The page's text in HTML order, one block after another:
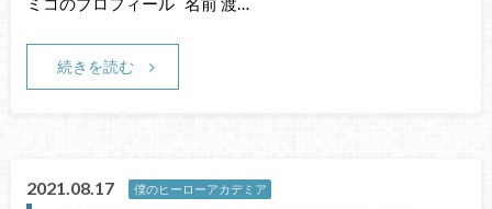
続きを読む
2021.08.17 僕のヒーローアカデミア